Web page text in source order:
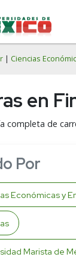
| Ciencias
en
completa de
Por
Económicas y
Marista de